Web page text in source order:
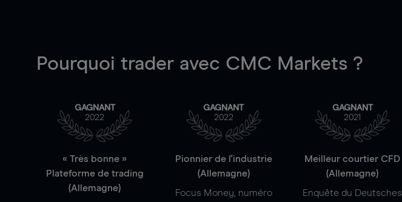
Pourquoi trader avec CMC Markets ?
GAGNANT
2022
« Très bonne »
Plateforme de trading
(Allemagne)
GAGNANT
2022
Pionnier de l'industrie
(Allemagne)
Focus Money, numéro
GAGNANT
2021
Meilleur courtier CFD
(Allemagne)
Enquête du Deutsches